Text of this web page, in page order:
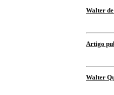
Walter
Artigo
Walter